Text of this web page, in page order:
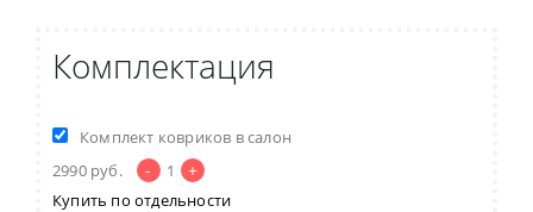
Комплектация
Комплект ковриков в салон
2990 руб. - 1 +
Купить по отдельности